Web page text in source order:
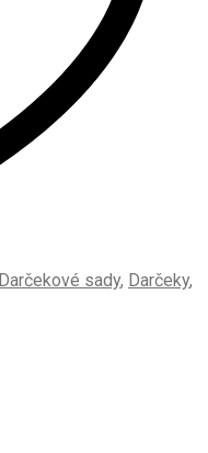
Darčekové sady, Darčeky,